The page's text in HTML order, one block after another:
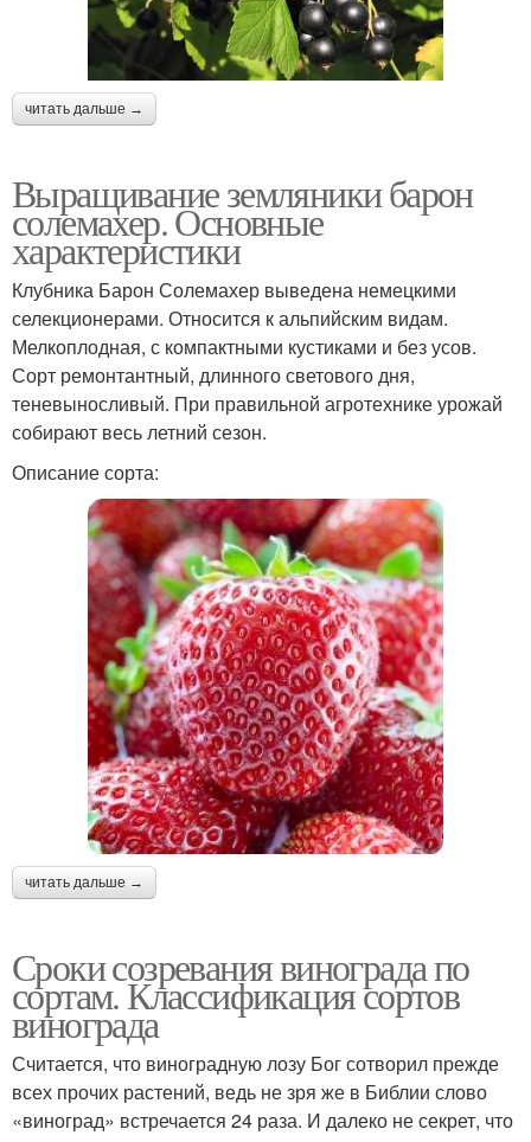
читать дальше →
Выращивание земляники барон
солемахер. Основные
характеристики
Клубника Барон Солемахер выведена немецкими
селекционерами. Относится к альпийским видам.
Мелкоплодная, с компактными кустиками и без усов.
Сорт ремонтантный, длинного светового дня,
теневыносливый. При правильной агротехнике урожай
собирают весь летний сезон.
Описание сорта:
читать дальше →
Сроки созревания винограда по
сортам. Классификация сортов
винограда
Считается, что виноградную лозу Бог сотворил прежде
всех прочих растений, ведь не зря же в Библии слово
«виноград» встречается 24 раза. И далеко не секрет, что